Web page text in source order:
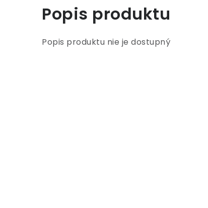
Popis produktu
Popis produktu nie je dostupný